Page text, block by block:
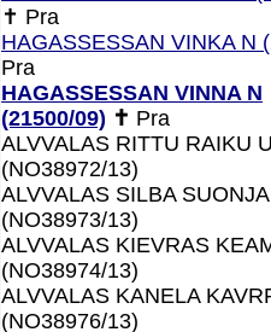
✝ Pra
HAGASSESSAN VINKA N
Pra
HAGASSESSAN VINNA N
(21500/09) ✝ Pra
ALVVALAS RITTU RAIKU
(NO38972/13)
ALVVALAS SILBA
(NO38973/13)
ALVVALAS KIEVRAS
(NO38974/13)
ALVVALAS KANELA
(NO38976/13)